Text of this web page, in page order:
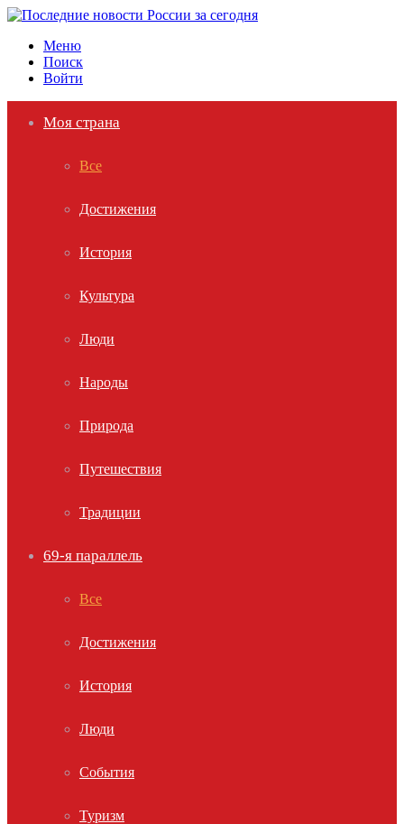
Меню
Поиск
Войти
Моя страна
Все
Достижения
История
Культура
Люди
Народы
Природа
Путешествия
Традиции
69-я параллель
Все
Достижения
История
Люди
События
Туризм